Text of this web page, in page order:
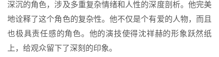
深沉的角色，涉及多重复杂情绪和人性的深度剖析。他完美
地诠释了这个角色的复杂性。他不仅是个有爱的人物，而且
也极具责任感的角色。他的演技使得沈祥赫的形象跃然纸
上，给观众留下了深刻的印象。